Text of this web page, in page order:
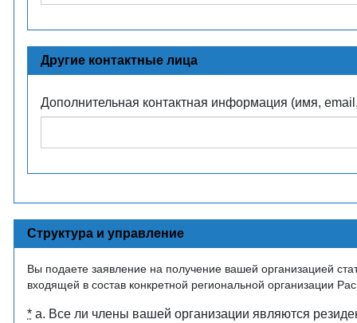
Другие контактные лица
Дополнительная контактная информация (имя,
Структура и управление
Вы подаете заявление на получение вашей организацией
входящей в состав конкретной региональной организации
* a. Все ли члены вашей организации являются